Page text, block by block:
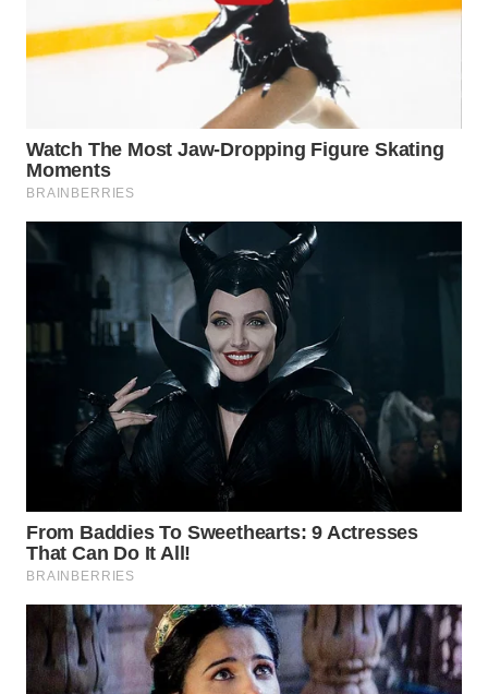
WN
PAKPAK
WN
WN
WN
TAPANULI
UTARA
WN
SAMOSIR
WN
PADANG
LAWAS